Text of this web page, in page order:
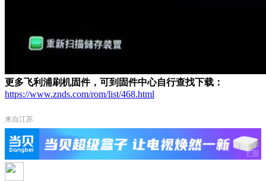
更多飞利浦刷机固件，可到固件中心自行查找下载：
https://www.znds.com/rom/list/468.html
来自江苏